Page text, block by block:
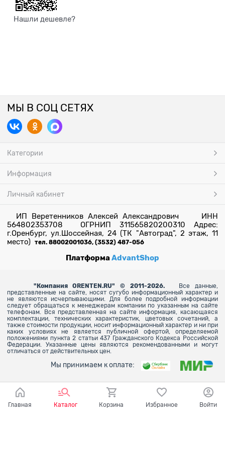
Нашли дешевле?
МЫ В СОЦ СЕТЯХ
Категории
Информация
Личный кабинет
ИП Веретенников Алексей Александрович ИНН
564802353708 ОГРНИП 311565820200310 Адрес:
г.Оренбург, ул.Шоссейная, 24 (ТК "Автоград", 2 этаж, 11
место) тел. 88002001036, (3532) 487-056
ПлатформаAdvantShop
" Компания ORENTEN.RU" © 2011-2026.
Все данные,
представленные на сайте, носят сугубо информационный характер и
не являются исчерпывающими. Для более подробной информации
следует обращаться к менеджерам компании по указанным на сайте
телефонам. Вся представленная на сайте информация, касающаяся
комплектации, технических характеристик, цветовых сочетаний, а
также стоимости продукции, носит информационный характер и ни при
каких условиях не является публичной офертой, определяемой
положениями пункта 2 статьи 437 Гражданского Кодекса Российской
Федерации. Указанные цены являются рекомендованными и могут
отличаться от действительных цен.
Мы принимаем к оплате:
Главная Каталог Корзина Избранное Войти